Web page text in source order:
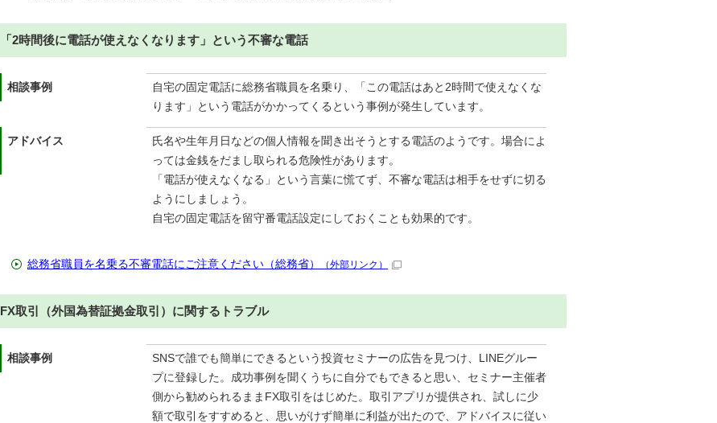
「2時間後に電話が使えなくなります」という不審な電話
相談事例
自宅の固定電話に総務省職員を名乗り、「この電話はあと2時間で使えなくな
ります」という電話がかかってくるという事例が発生しています。
アドバイス
氏名や生年月日などの個人情報を聞き出そうとする電話のようです。場合によ
っては金銭をだまし取られる危険性があります。
「電話が使えなくなる」という言葉に慌てず、不審な電話は相手をせずに切る
ようにしましょう。
自宅の固定電話を留守番電話設定にしておくことも効果的です。
総務省職員を名乗る不審電話にご注意ください（総務省） （外部リンク）
FX取引（外国為替証拠金取引）に関するトラブル
相談事例
SNSで誰でも簡単にできるという投資セミナーの広告を見つけ、LINEグルー
プに登録した。成功事例を聞くうちに自分でもできると思い、セミナー主催者
側から勧められるままFX取引をはじめた。取引アプリが提供され、試しに少
額で取引をすすめると、思いがけず簡単に利益が出たので、アドバイスに従い